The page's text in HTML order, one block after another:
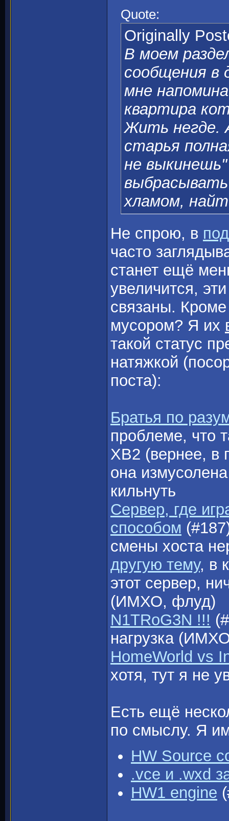
Quote:
Originally
В моем
сообщения в
мне
квартира
Жить негде.
старья
не
хламом,
Не спрою, в
часто
станет ещё
увеличится,
связаны.
мусором? Я их
такой статус
натяжкой
поста):
Братья по
проблеме, что
ХВ2 (вернее, в
она
кильнуть
Сервер, где
способом
смены хоста
другую тему, в
этот сервер,
(ИМХО, флуд)
N1TRoG3N !!!
нагрузка
HomeWorld vs
хотя, тут я не
Есть ещё
по смыслу. Я
HW Source
.vce и .wxd
HW1 engine